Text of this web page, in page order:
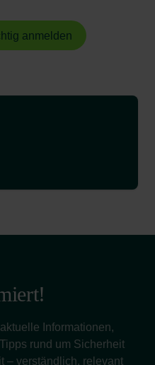
anmelden
Informationen,
rund um Sicherheit
– verständlich, relevant